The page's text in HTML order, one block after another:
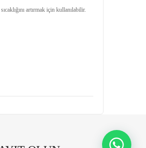
artırmak için kullanılabilir.